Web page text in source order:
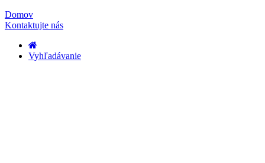
Domov
Kontaktujte nás
Vyhľadávanie